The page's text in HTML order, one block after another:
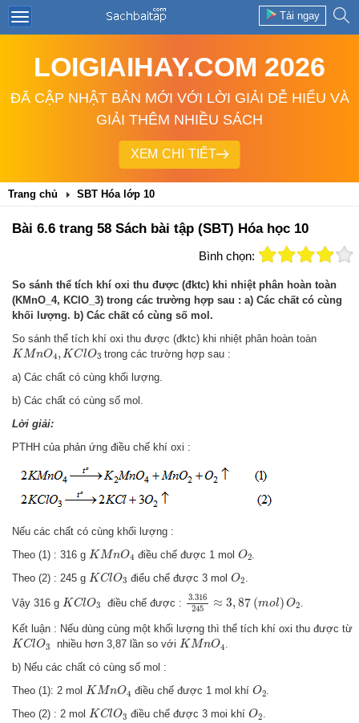
Tải ngay
LOIGIAIHAY.COM 2026
ĐÃ CẬP NHẬT BẢN MỚI VỚI LỜI GIẢI DỄ HIỂU VÀ
GIẢI THÊM NHIỀU SÁCH
XEM CHI TIẾT
Trang chủ SBT Hóa lớp 10
Bài 6.6 trang 58 Sách bài tập (SBT) Hóa học 10
Bình chọn:
So sánh thể tích khí oxi thu được (đktc) khi nhiệt phân hoàn toàn
(KMnO_4, KClO_3) trong các trường hợp sau : a) Các chất có cùng
khối lượng. b) Các chất có cùng số mol.
So sánh thể tích khí oxi thu được (đktc) khi nhiệt phân hoàn toàn
KMnO4,KClO3
KMn O4 ClO3
trong các trường hợp sau :
a) Các chất có cùng khối lượng.
b) Các chất có cùng số mol.
Lời giải:
PTHH của phản ứng điều chế khí oxi :
Nếu các chất có cùng khối lượng :
Theo (1) : 316 g KMnO4
KMn O4 điều chế được 1 mol O2
O2 .
Theo (2) : 245 g KClO3
KClO3 điểu chế được 3 molO2
O .
Vậy 316 g KClO3
KClO3 điều chế được :
3.316
245
≈ 3,87 (mol) O2
3.316 87 o
Kết luận : Nếu dùng cùng một khối lượng thì thể tích khí oxi thu được từ
KClO3
KClO3 nhiều hơn 3,87 lần so vớiKMnO4
KMn O4 .
b) Nếu các chất có cùng số mol :
Theo (1): 2 mol KMnO4
KMn O4 điều chế được 1 mol khí O2
O2 .
Theo (2) : 2 mol KClO3
KClO3 điều chế được 3 moi khíO2
O .